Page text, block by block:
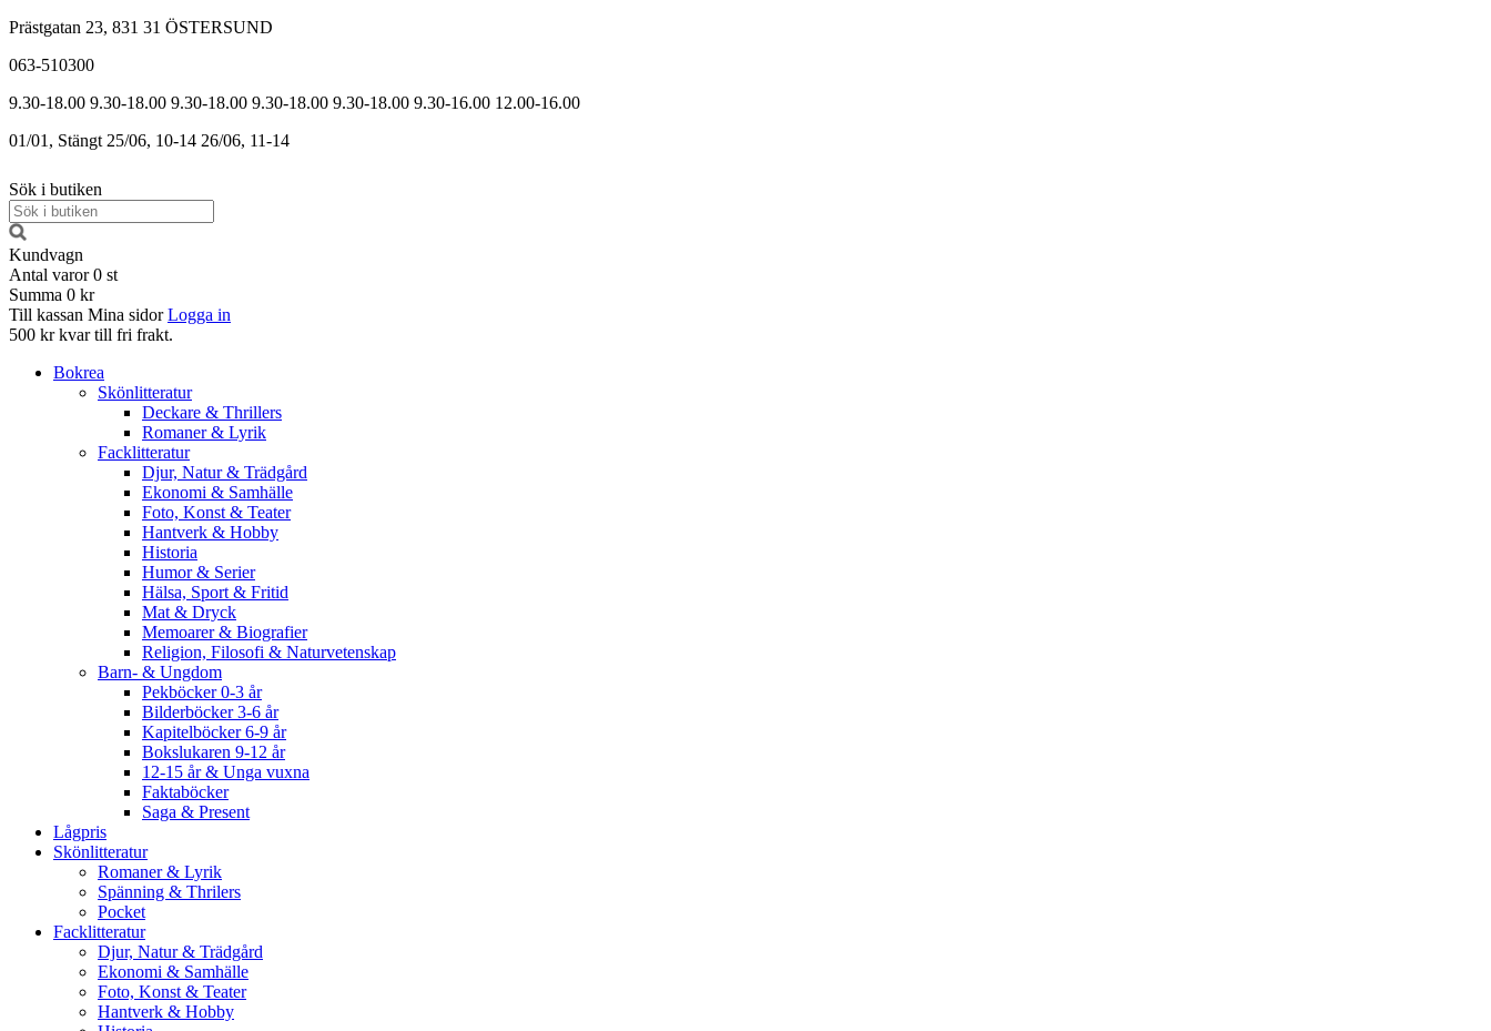
Prästgatan 23, 831 31 ÖSTERSUND
063-510300
9.30-18.00 9.30-18.00 9.30-18.00 9.30-18.00 9.30-18.00 9.30-16.00 12.00-16.00
01/01, Stängt 25/06, 10-14 26/06, 11-14
Sök i butiken
Kundvagn
Antal varor 0 st
Summa 0 kr
Till kassan Mina sidor Logga in
500 kr kvar till fri frakt.
Bokrea
Skönlitteratur
Deckare & Thrillers
Romaner & Lyrik
Facklitteratur
Djur, Natur & Trädgård
Ekonomi & Samhälle
Foto, Konst & Teater
Hantverk & Hobby
Historia
Humor & Serier
Hälsa, Sport & Fritid
Mat & Dryck
Memoarer & Biografier
Religion, Filosofi & Naturvetenskap
Barn- & Ungdom
Pekböcker 0-3 år
Bilderböcker 3-6 år
Kapitelböcker 6-9 år
Bokslukaren 9-12 år
12-15 år & Unga vuxna
Faktaböcker
Saga & Present
Lågpris
Skönlitteratur
Romaner & Lyrik
Spänning & Thrilers
Pocket
Facklitteratur
Djur, Natur & Trädgård
Ekonomi & Samhälle
Foto, Konst & Teater
Hantverk & Hobby